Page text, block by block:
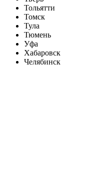
Тольятти
Томск
Тула
Тюмень
Уфа
Хабаровск
Челябинск